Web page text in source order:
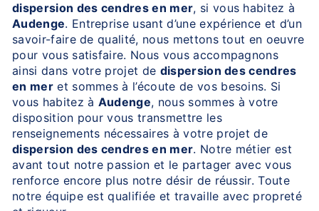
dispersion des cendres en mer, si vous habitez à
Audenge. Entreprise usant d’une expérience et d’un
savoir-faire de qualité, nous mettons tout en oeuvre
pour vous satisfaire. Nous vous accompagnons
ainsi dans votre projet de dispersion des cendres
en meret sommes à l’écoute de vos besoins. Si
vous habitez à Audenge, nous sommes à votre
disposition pour vous transmettre les
renseignements nécessaires à votre projet de
dispersion des cendres en mer. Notre métier est
avant tout notre passion et le partager avec vous
renforce encore plus notre désir de réussir. Toute
notre équipe est qualifiée et travaille avec propreté